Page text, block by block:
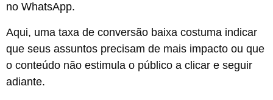
no WhatsApp.
Aqui, uma taxa de conversão baixa costuma indicar
que seus assuntos precisam de mais impacto ou que
o conteúdo não estimula o público a clicar e seguir
adiante.